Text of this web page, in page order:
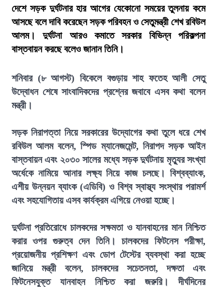
দেশে সড়ক দুর্ঘটনার হার আগের যেকোনো সময়ের তুলনায় কমে
আসছে বলে দাবি করেছেন সড়ক পরিবহন ও সেতুমন্ত্রী শেখ রবিউল
আলম। দুর্ঘটনা আরও কমাতে সরকার বিভিন্ন পরিকল্পনা
বাস্তবায়ন করছে বলেও জানান তিনি।
শনিবার (৮ আগস্ট) বিকেলে বগুড়ায় শাহ ফতেহ আলী সেতু
উদ্বোধন শেষে সাংবাদিকদের প্রশ্নের জবাবে এসব কথা বলেন
মন্ত্রী।
সড়ক নিরাপত্তা নিয়ে সরকারের উদ্যোগের কথা তুলে ধরে শেখ
রবিউল আলম বলেন, স্পিড ম্যানেজমেন্ট, নিরাপদ সড়ক আইন
বাস্তবায়ন এবং ২০৩০ সালের মধ্যে সড়ক দুর্ঘটনায় মৃত্যুর সংখ্যা
অর্ধেকে নামিয়ে আনার লক্ষ্য নিয়ে কাজ চলছে। বিশ্বব্যাংক,
এশীয় উন্নয়ন ব্যাংক (এডিবি) ও বিশ্ব স্বাস্থ্য সংস্থার পরামর্শ
এবং সহযোগিতায় এসব কার্যক্রম এগিয়ে নেওয়া হচ্ছে।
দুর্ঘটনা প্রতিরোধে চালকদের সক্ষমতা ও যানবাহনের মান নিশ্চিত
করার ওপর গুরুত্ব দেন তিনি। চালকদের ফিটনেস পরীক্ষা,
প্রয়োজনীয় প্রশিক্ষণ এবং ডোপ টেস্টের ব্যবস্থা করা হচ্ছে
জানিয়ে মন্ত্রী বলেন, চালকদের সচেতনতা, দক্ষতা এবং
ফিটনেসযুক্ত যানবাহন নিশ্চিত করা জরুরি। দীর্ঘদিনের